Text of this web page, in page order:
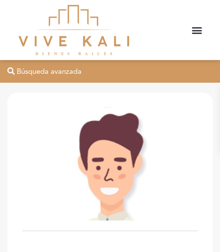
Búsqueda avanzada